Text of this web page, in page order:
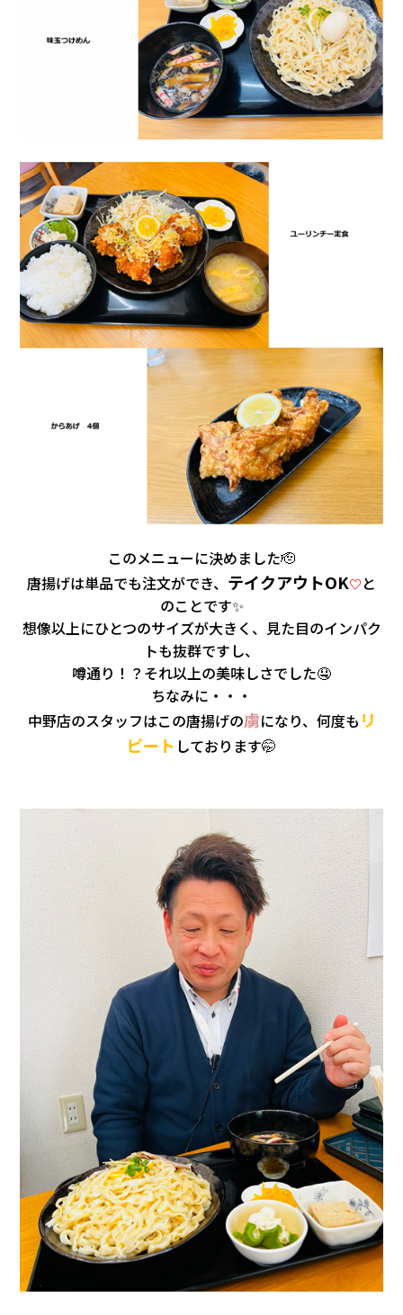
このメニューに決めました🫡
唐揚げは単品でも注文ができ、 テイクアウトOK♡ と
のことです✨
想像以上にひとつのサイズが大きく、見た目のインパク
トも抜群ですし、
噂通り！？それ以上の美味しさでした🤤
ちなみに・・・
中野店のスタッフはこの唐揚げの虜になり、何度も リ
ピート しております🤭